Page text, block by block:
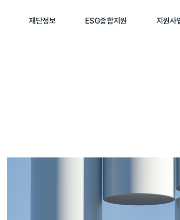
재단정보 ESG종합지원 지원사